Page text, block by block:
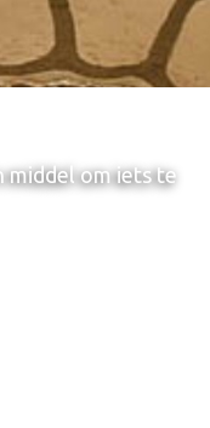
middel om iets te